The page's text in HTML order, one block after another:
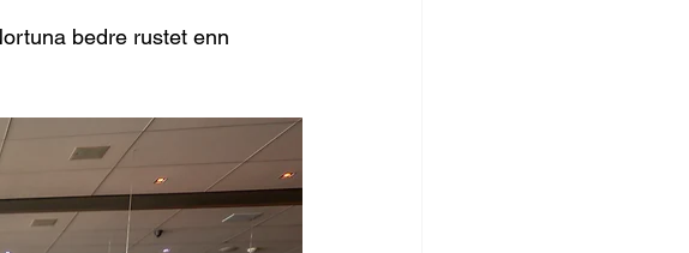
bedre rustet enn